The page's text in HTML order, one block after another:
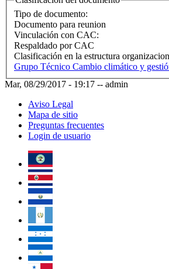
Tipo de documento:
Documento para reunion
Vinculación con CAC:
Respaldado por CAC
Clasificación en la estructura
Grupo Técnico Cambio climático y
Mar, 08/29/2017 - 19:17 -- admin
Aviso Legal
Mapa de sitio
Preguntas frecuentes
Login de usuario